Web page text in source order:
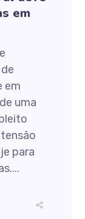
em
em
uma
para